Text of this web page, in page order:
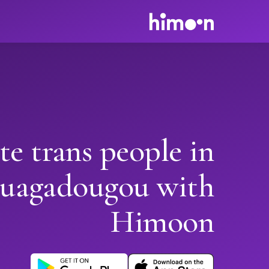
trans people in
with
Himoon